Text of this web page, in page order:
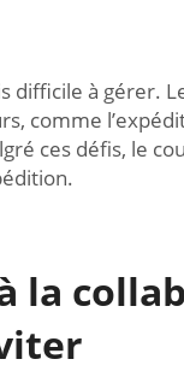
difficile à gérer.
comme
ces défis, le
la